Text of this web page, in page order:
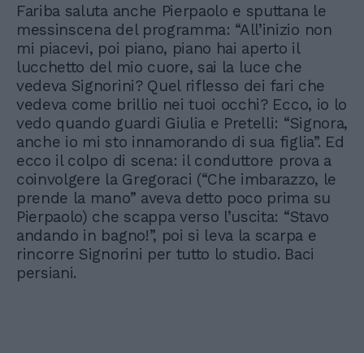
Fariba saluta anche Pierpaolo e sputtana le
messinscena del programma: “All’inizio non
mi piacevi, poi piano, piano hai aperto il
lucchetto del mio cuore, sai la luce che
vedeva Signorini? Quel riflesso dei fari che
vedeva come brillio nei tuoi occhi? Ecco, io lo
vedo quando guardi Giulia e Pretelli: “Signora,
anche io mi sto innamorando di sua figlia”. Ed
ecco il colpo di scena: il conduttore prova a
coinvolgere la Gregoraci (“Che imbarazzo, le
prende la mano” aveva detto poco prima su
Pierpaolo) che scappa verso l’uscita: “Stavo
andando in bagno!”, poi si leva la scarpa e
rincorre Signorini per tutto lo studio. Baci
persiani.